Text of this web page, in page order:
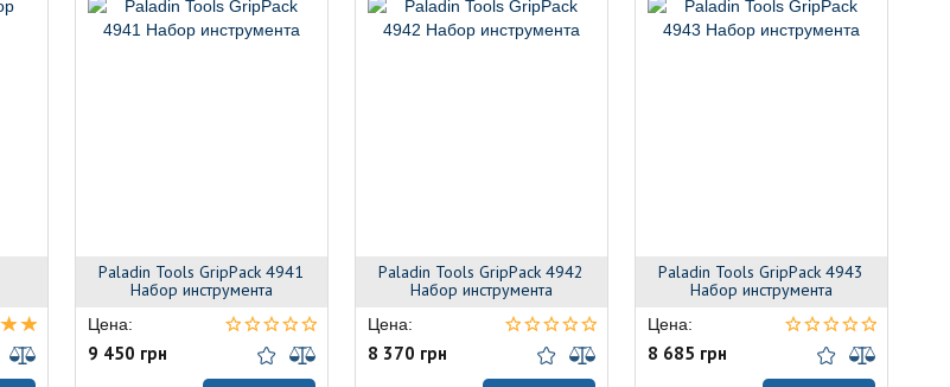
Paladin Tools GripPack 4941
Набор инструмента
Цена:
9 450 грн
Paladin Tools GripPack 4942
Набор инструмента
Цена:
8 370 грн
Paladin Tools GripPack 4943
Набор инструмента
Цена:
8 685 грн